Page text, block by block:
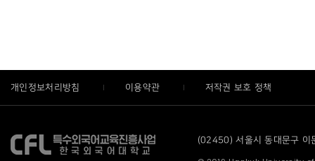
개인정보처리방침 이용약관 저작권 보호 정책
(02450) 서울시 동대문구